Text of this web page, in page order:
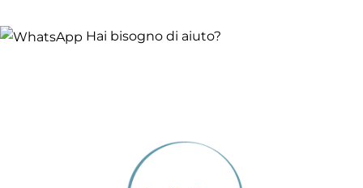
Hai bisogno di aiuto?